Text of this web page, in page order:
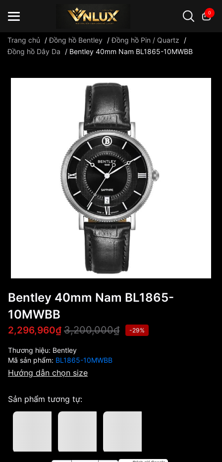
0
Trang chủ /Đồng hồ Bentley /Đồng hồ Pin / Quartz
/
Đồng hồ Dây Da
/ Bentley 40mm Nam BL1865-10MWBB
Bentley 40mm Nam BL1865-
10MWBB
2,296,960₫ 3,200,000₫ -29%
Thương hiệu: Bentley
Mã sản phẩm: BL1865-10MWBB
Hướng dẫn chọn size
Sản phẩm tương tự: